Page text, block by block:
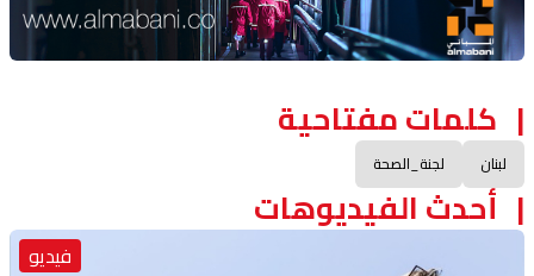
كلمات مفتاحية
لبنان لجنة_الصحة
أحدث الفيديوهات
فيديو